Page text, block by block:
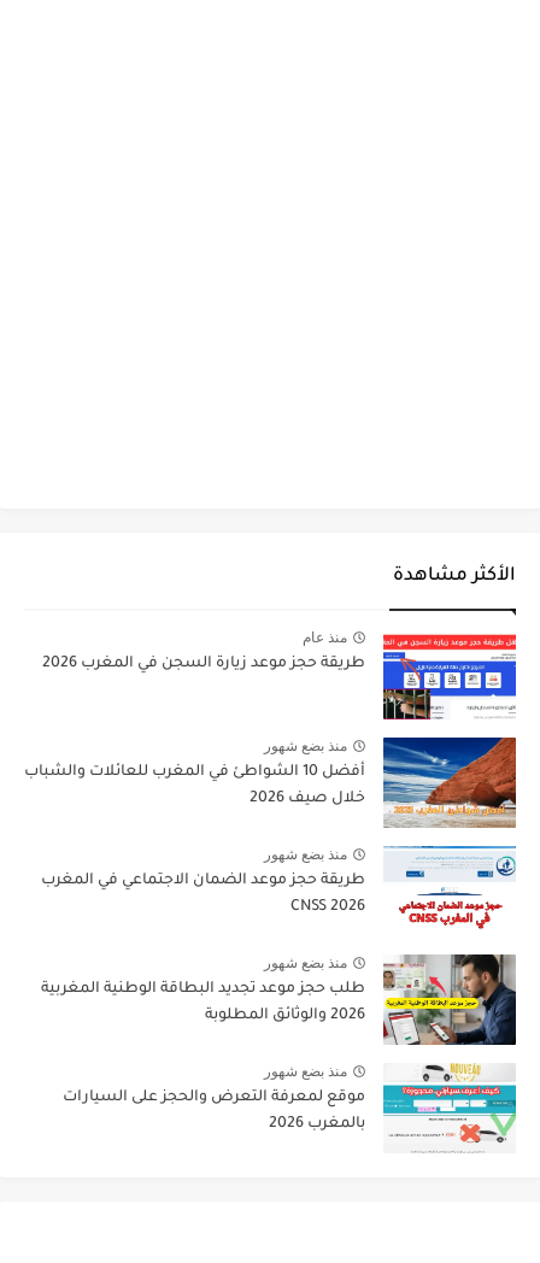
الأكثر مشاهدة
منذ عام
طريقة حجز موعد زيارة السجن في المغرب 2026
منذ بضع شهور
أفضل 10 الشواطئ في المغرب للعائلات والشباب
خلال صيف 2026
منذ بضع شهور
طريقة حجز موعد الضمان الاجتماعي في المغرب
CNSS 2026
منذ بضع شهور
طلب حجز موعد تجديد البطاقة الوطنية المغربية
2026 والوثائق المطلوبة
منذ بضع شهور
موقع لمعرفة التعرض والحجز على السيارات
بالمغرب 2026